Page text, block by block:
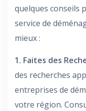
quelques conseils
service de
mieux :
1. Faites des
des recherches
entreprises de
votre région.